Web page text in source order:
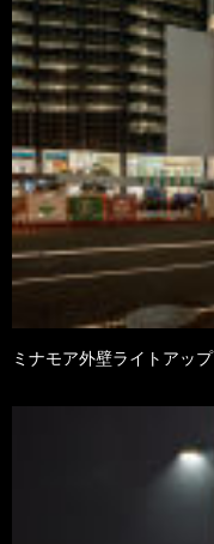
ミナモア外壁ライトアップ